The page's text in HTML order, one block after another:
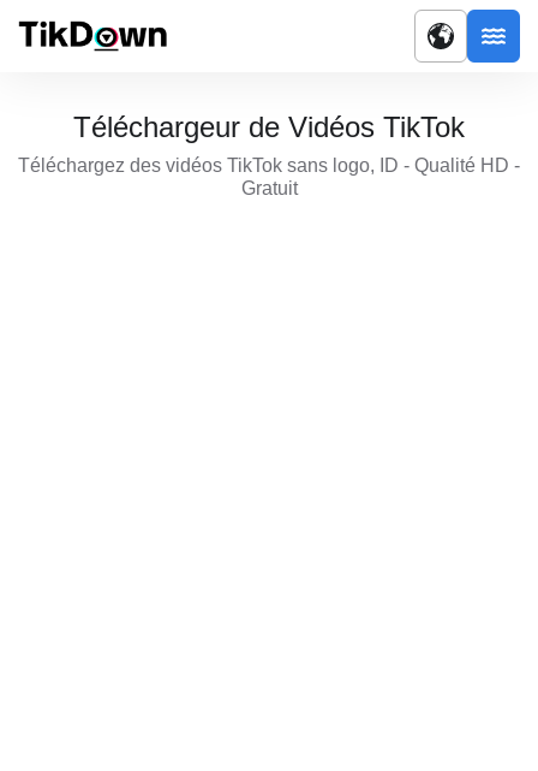
Téléchargeur de Vidéos TikTok
Téléchargez des vidéos TikTok sans logo, ID - Qualité HD -
Gratuit